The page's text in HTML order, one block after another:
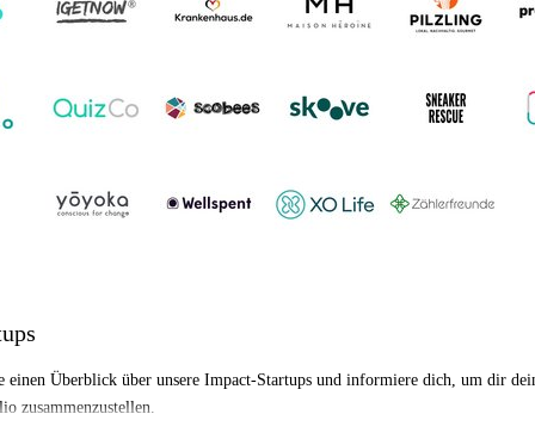
einen Überblick über unsere Impact-Startups und informiere dich, um dir
zusammenzustellen.